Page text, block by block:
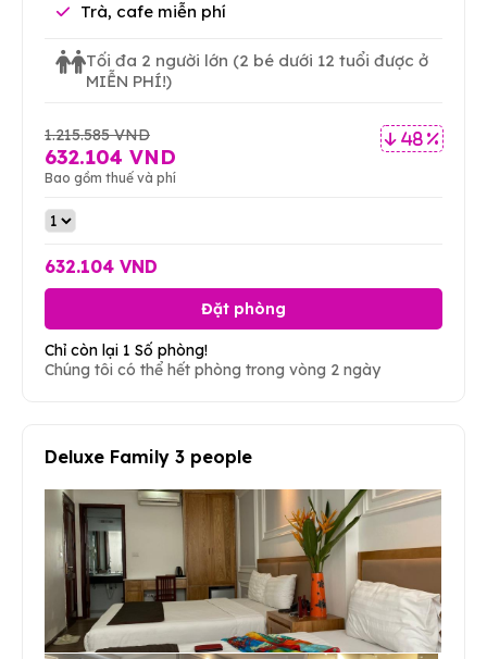
Trà, cafe miễn phí
Tối đa 2 người lớn (2 bé dưới 12 tuổi được ở
MIỄN PHÍ!)
48 %
1.215.585 VND
632.104 VND
Bao gồm thuế và phí
632.104 VND
Đặt phòng
Chỉ còn lại 1 Số phòng!
Chúng tôi có thể hết phòng trong vòng 2 ngày
Deluxe Family 3 people